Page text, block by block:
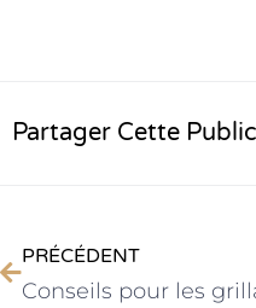
Partager Cette
PRÉCÉDENT